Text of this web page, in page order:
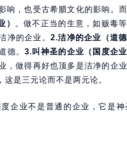
响，也受古希腊文化的影响。
）
。做不正当的生意，如贩毒
净的企业。2.洁净的企业（道德
德。3.叫神圣的企业（国度企业
，做得再好也顶多是洁净的企
是三元论而不是两元论。
企业不是普通的企业，它是